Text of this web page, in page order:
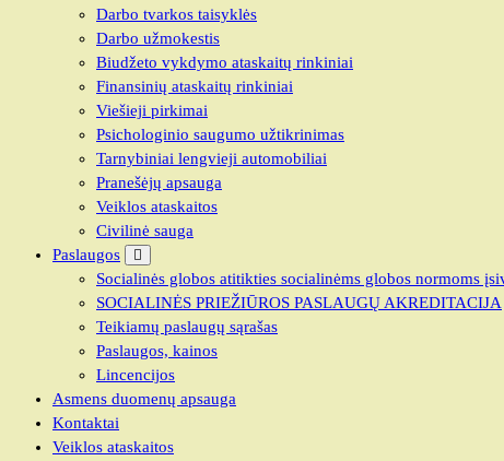
Darbo tvarkos taisyklės
Darbo užmokestis
Biudžeto vykdymo ataskaitų rinkiniai
Finansinių ataskaitų rinkiniai
Viešieji pirkimai
Psichologinio saugumo užtikrinimas
Tarnybiniai lengvieji automobiliai
Pranešėjų apsauga
Veiklos ataskaitos
Civilinė sauga
Paslaugos
Socialinės globos atitikties socialinėms globos normoms
SOCIALINĖS PRIEŽIŪROS PASLAUGŲ AKREDITACIJA
Teikiamų paslaugų sąrašas
Paslaugos, kainos
Lincencijos
Asmens duomenų apsauga
Kontaktai
Veiklos ataskaitos